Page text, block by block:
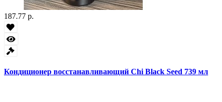
187.77 р.
Кондиционер восстанавливающий Chi Black Seed 739 мл